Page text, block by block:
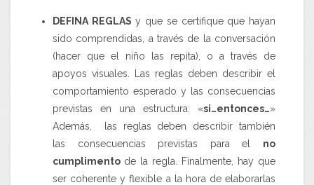
DEFINA REGLAS y que se certifique que hayan
sido comprendidas, a través de la conversación
(hacer que el niño las repita), o a través de
apoyos visuales. Las reglas deben describir el
comportamiento esperado y las consecuencias
previstas en una estructura: «si…entonces…»
Además, las reglas deben describir también
las consecuencias previstas para el no
cumplimento de la regla. Finalmente, hay que
ser coherente yflexible a la hora de elaborarlas